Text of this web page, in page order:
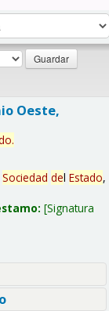
Oeste,
.
Sociedad del Estado,
Signatura